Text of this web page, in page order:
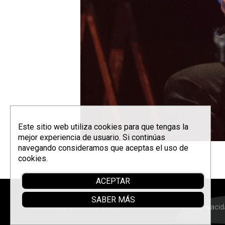
Korrontzi © 2026 - Tel. (+34) 618 072 076 -Política de
Este sitio web utiliza cookies para que tengas la
mejor experiencia de usuario. Si continúas
navegando consideramos que aceptas el uso de
cookies.
ACEPTAR
SABER MÁS